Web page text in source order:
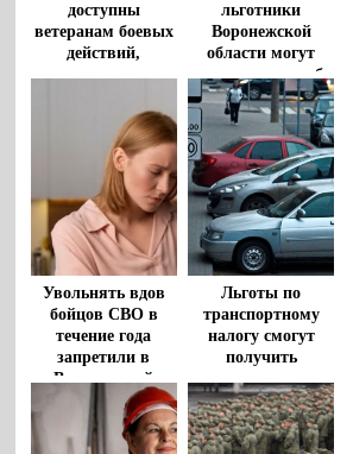
доступны
ветеранам боевых
действий,
рассказали
льготники
Воронежской
области могут
изменить способ
получения набора
социальных услуг
на будущий год
Увольнять вдов
бойцов СВО в
течение года
запретили в
Воронежской
области
Льготы по
транспортному
налогу смогут
получить
воронежские
семьи,
воспитывающие
детей с